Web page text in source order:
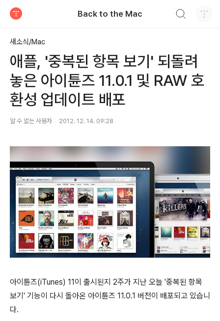
Back to the Mac
새소식/Mac
애플, '중복된 항목 보기' 되돌려
놓은 아이튠즈 11.0.1 및 RAW 호
환성 업데이트 배포
알 수 없는 사용자 2012. 12. 14. 09:28
아이튠즈(iTunes) 11이 출시된지 2주가 지난 오늘 '중복된 항목
보기' 기능이 다시 돌아온 아이튠즈 11.0.1 버전이 배포되고 있습니
다.